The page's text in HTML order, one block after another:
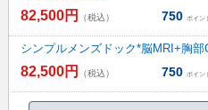
82,500円 （税込） 750 ポイン
シンプルメンズドック*脳MRI+胸
82,500円 （税込） 750 ポイン